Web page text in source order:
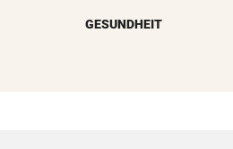
GESUNDHEIT